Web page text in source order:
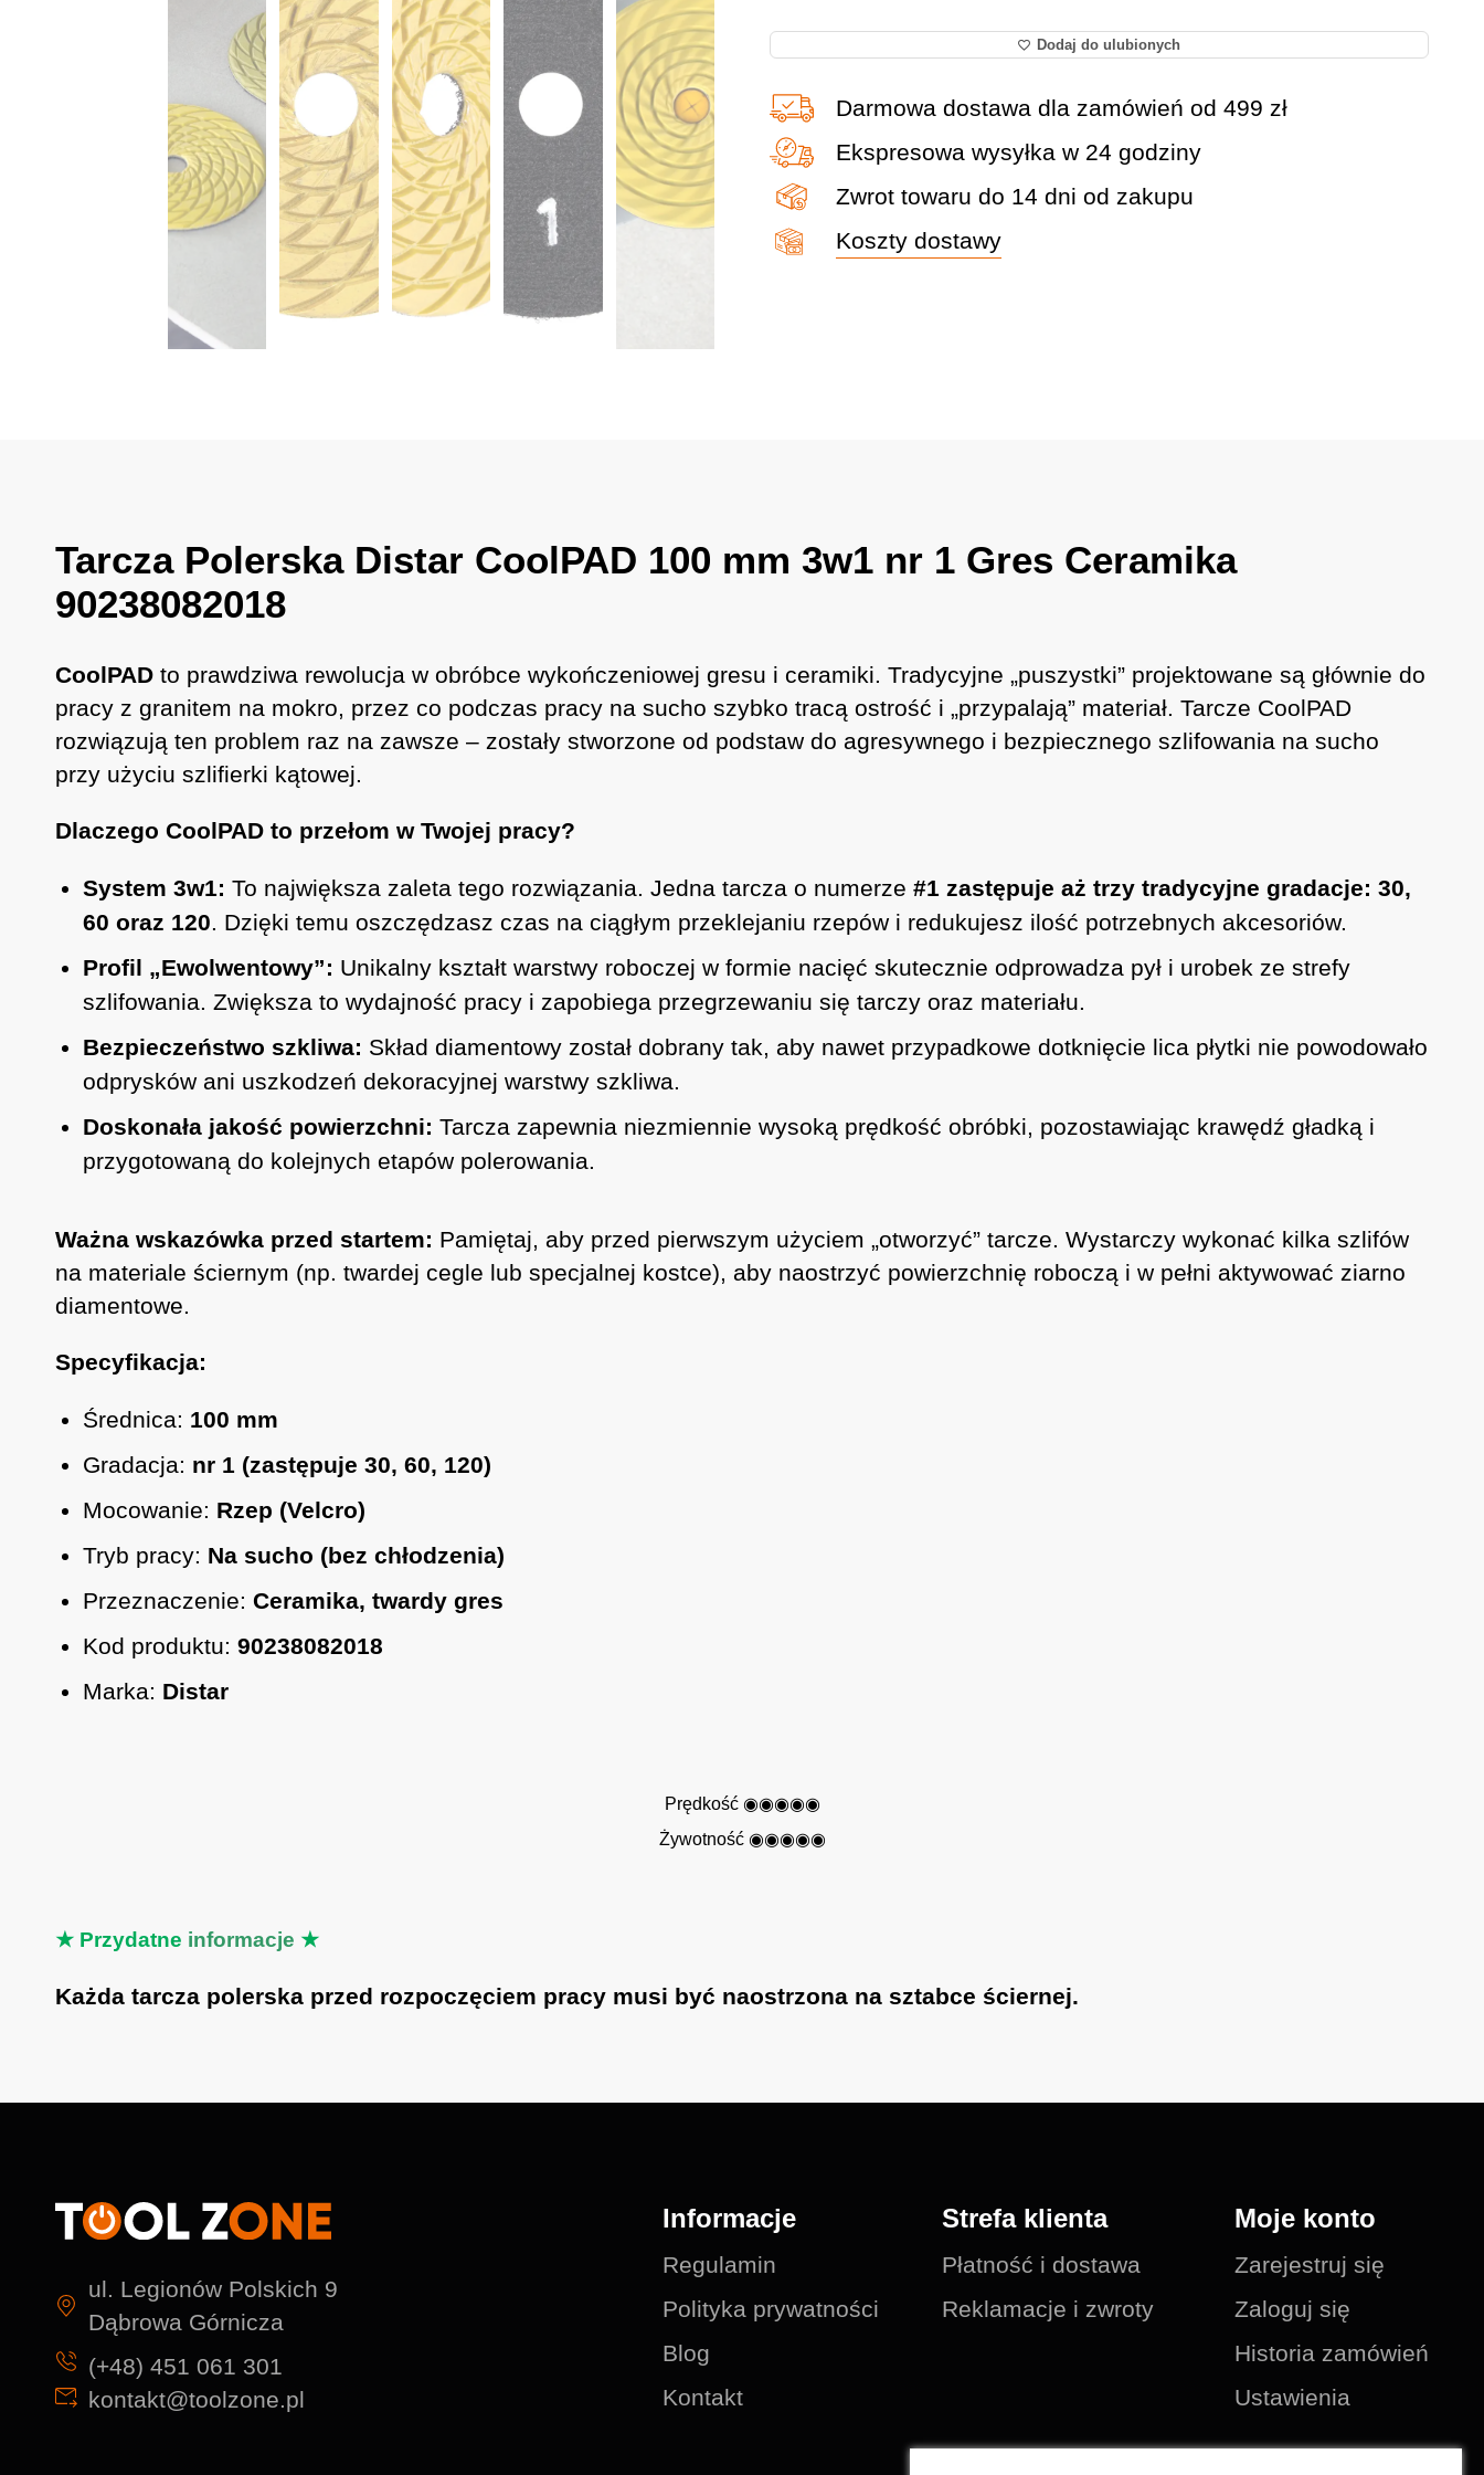
Dodaj do ulubionych
Darmowa dostawa dla zamówień od 499 zł
Ekspresowa wysyłka w 24 godziny
Zwrot towaru do 14 dni od zakupu
Koszty dostawy
Tarcza Polerska Distar CoolPAD 100 mm 3w1 nr 1 Gres Ceramika
90238082018
CoolPAD to prawdziwa rewolucja w obróbce wykończeniowej gresu i ceramiki. Tradycyjne „puszystki” projektowane są głównie do
pracy z granitem na mokro, przez co podczas pracy na sucho szybko tracą ostrość i „przypalają” materiał. Tarcze CoolPAD
rozwiązują ten problem raz na zawsze – zostały stworzone od podstaw do agresywnego i bezpiecznego szlifowania na sucho
przy użyciu szlifierki kątowej.
Dlaczego CoolPAD to przełom w Twojej pracy?
System 3w1: To największa zaleta tego rozwiązania. Jedna tarcza o numerze #1 zastępuje aż trzy tradycyjne gradacje: 30,
60 oraz 120. Dzięki temu oszczędzasz czas na ciągłym przeklejaniu rzepów i redukujesz ilość potrzebnych akcesoriów.
Profil „Ewolwentowy”: Unikalny kształt warstwy roboczej w formie nacięć skutecznie odprowadza pył i urobek ze strefy
szlifowania. Zwiększa to wydajność pracy i zapobiega przegrzewaniu się tarczy oraz materiału.
Bezpieczeństwo szkliwa: Skład diamentowy został dobrany tak, aby nawet przypadkowe dotknięcie lica płytki nie powodowało
odprysków ani uszkodzeń dekoracyjnej warstwy szkliwa.
Doskonała jakość powierzchni: Tarcza zapewnia niezmiennie wysoką prędkość obróbki, pozostawiając krawędź gładką i
przygotowaną do kolejnych etapów polerowania.
Ważna wskazówka przed startem: Pamiętaj, aby przed pierwszym użyciem „otworzyć” tarcze. Wystarczy wykonać kilka szlifów
na materiale ściernym (np. twardej cegle lub specjalnej kostce), aby naostrzyć powierzchnię roboczą i w pełni aktywować ziarno
diamentowe.
Specyfikacja:
Średnica: 100 mm
Gradacja: nr 1 (zastępuje 30, 60, 120)
Mocowanie: Rzep (Velcro)
Tryb pracy: Na sucho (bez chłodzenia)
Przeznaczenie: Ceramika, twardy gres
Kod produktu: 90238082018
Marka: Distar
Prędkość ◉◉◉◉◉
Żywotność ◉◉◉◉◉
★ Przydatne informacje ★
Każda tarcza polerska przed rozpoczęciem pracy musi być naostrzona na sztabce ściernej.
ul. Legionów Polskich 9
Dąbrowa Górnicza
(+48) 451 061 301
kontakt@toolzone.pl
Informacje
Regulamin
Polityka prywatności
Blog
Kontakt
Strefa klienta
Płatność i dostawa
Reklamacje i zwroty
Moje konto
Zarejestruj się
Zaloguj się
Historia zamówień
Ustawienia